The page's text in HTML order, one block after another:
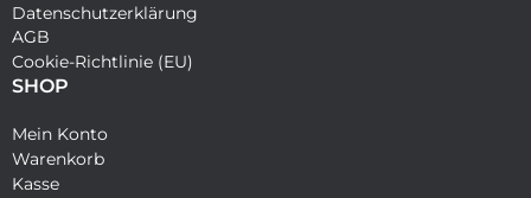
Datenschutzerklärung
AGB
Cookie-Richtlinie (EU)
SHOP
Mein Konto
Warenkorb
Kasse